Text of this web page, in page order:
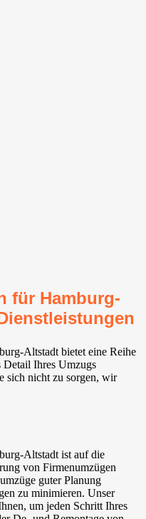
für Hamburg-
Altstadt bietet eine Reihe
Detail Ihres Umzugs
sich nicht zu sorgen, wir
Altstadt ist auf die
von Firmenumzügen
guter Planung
zu minimieren. Unser
um jeden Schritt Ihres